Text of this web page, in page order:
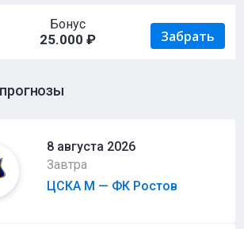
Бонус
25.000 ₽ Забрать
8 августа 2026
Завтра
ЦСКА М — ФК Ростов